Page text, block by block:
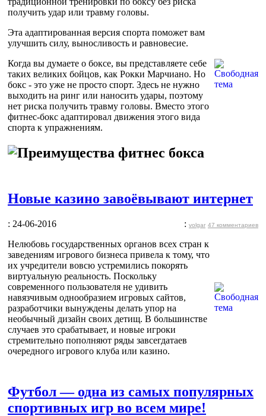
получить удар или травму головы.
Эта адаптированная версия спорта поможет вам
улучшить силу, выносливость и равновесие.
Когда вы думаете о боксе, вы представляете себе
таких великих бойцов, как Рокки Марчиано. Но
бокс - это уже не просто спорт. Здесь не нужно
выходить на ринг или наносить удары, поэтому
нет риска получить травму головы. Вместо этого
фитнес-бокс адаптировал движения этого вида
спорта к упражнениям.
Новые казино завоёвывают интернет
: 24-06-2016 : volgar 47 комментариев
Нелюбовь государственных органов всех стран к
заведениям игрового бизнеса привела к тому, что
их учредители вовсю устремились покорять
виртуальную реальность. Поскольку
современного пользователя не удивить
навязчивым однообразием игровых сайтов,
разработчики вынуждены делать упор на
необычный дизайн своих детищ. В большинстве
случаев это срабатывает, и новые игроки
стремительно пополняют ряды завсегдатаев
очередного игрового клуба или казино.
Футбол — одна из самых популярных
спортивных игр во всем мире!